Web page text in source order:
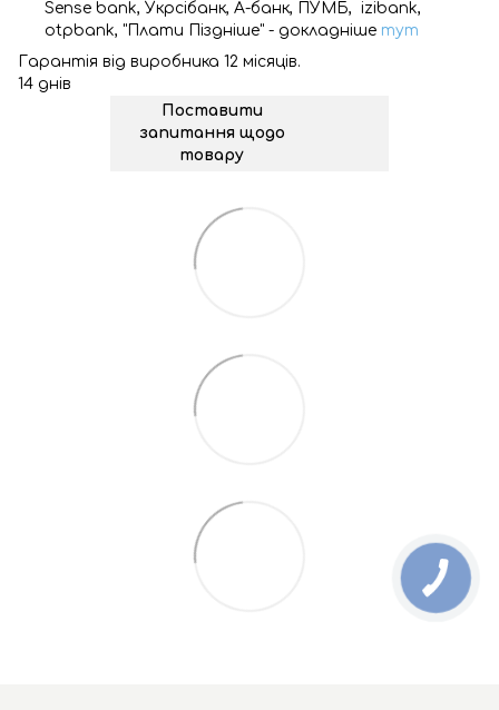
Sense bank, Укрсібанк, А-банк, ПУМБ, izibank,
otpbank, "Плати Піздніше" - докладніше тут
Гарантія від виробника 12 місяців.
14 днів
Поставити
запитання щодо
товару